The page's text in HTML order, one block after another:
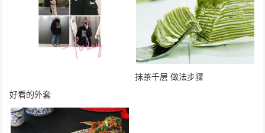
好看的外套
抹茶千层 做法步骤